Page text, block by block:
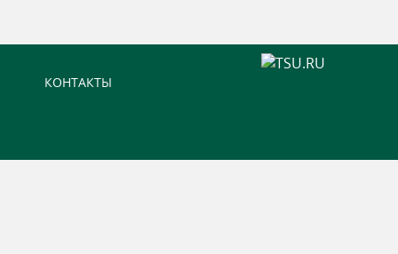
КОНТАКТЫ